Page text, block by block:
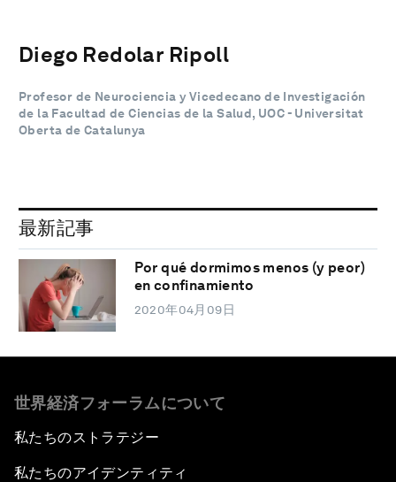
Diego Redolar Ripoll
Profesor de Neurociencia y Vicedecano de Investigación
de la Facultad de Ciencias de la Salud, UOC - Universitat
Oberta de Catalunya
最新記事
Por qué dormimos menos (y peor)
en confinamiento
2020年04月09日
世界経済フォーラムについて
私たちのストラテジー
私たちのアイデンティティ